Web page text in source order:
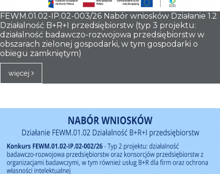
Zasoby
Projekty
Kontakt
FEWM.01.02-IP.02-003/26 Nabór wniosków Działanie 1.2
Działalność B+R+I przedsiębiorstw (typ 3 projektu:
działalność badawczo-rozwojowa przedsiębiorstw w
obszarach zielonej gospodarki, w tym gospodarki o
obiegu zamkniętym)
więcej